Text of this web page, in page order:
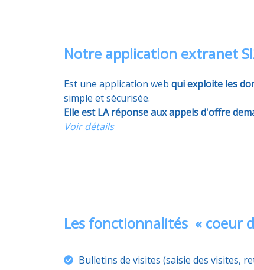
Notre application extranet
Est une application web qui exploite les
simple et sécurisée.
Elle est LA réponse aux appels d'offre
Voir détails
Les fonctionnalités « coeur
Bulletins de visites (saisie des visites,